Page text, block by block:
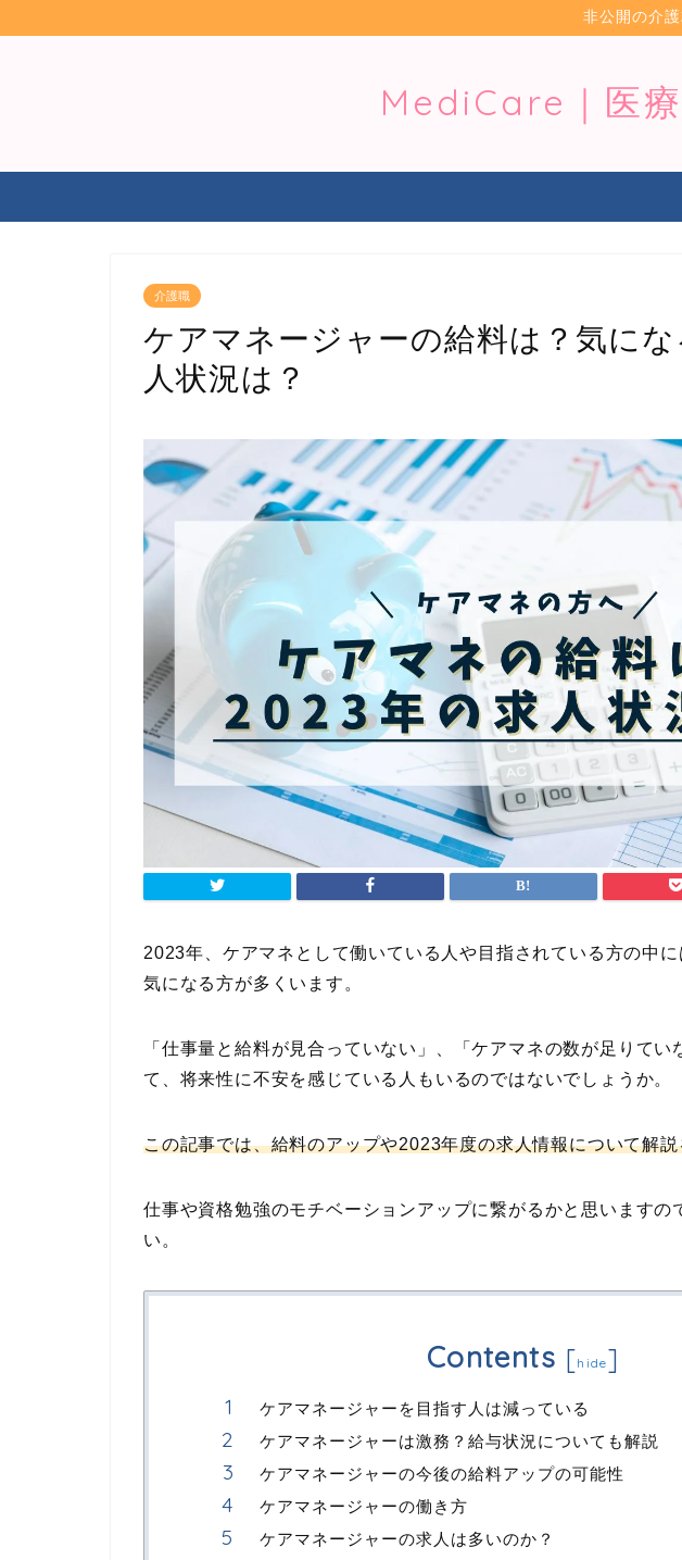
非公開の介
MediCare｜医
介護職
ケアマネージャーの給料は？気に
人状況は？
2023年、ケアマネとして働いている人や目指されている方の中
気になる方が多くいます。
「仕事量と給料が見合っていない」、「ケアマネの数が足りてい
て、将来性に不安を感じている人もいるのではないでしょうか。
この記事では、給料のアップや2023年度の求人情報について解
仕事や資格勉強のモチベーションアップに繋がるかと思いますの
い。
Contents [hide]
ケアマネージャーを目指す人は減っている
ケアマネージャーは激務？給与状況についても解説
ケアマネージャーの今後の給料アップの可能性
ケアマネージャーの働き方
ケアマネージャーの求人は多いのか？